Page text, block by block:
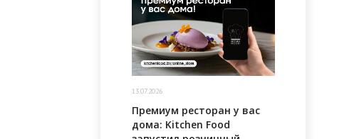
13.07.2026
Премиум ресторан у вас
дома: Kitchen Food